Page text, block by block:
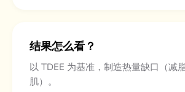
结果怎么看？
以 TDEE 为基准，制造热量缺口（减
肌）。